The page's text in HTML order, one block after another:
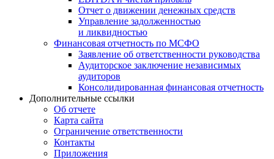
Отчет о движении денежных средств
Управление задолженностью
и ликвидностью
Финансовая отчетность по МСФО
Заявление об ответственности руководства
Аудиторское заключение независимых
аудиторов
Консолидированная финансовая отчетность
Дополнительные ссылки
Об отчете
Карта сайта
Ограничение ответственности
Контакты
Приложения